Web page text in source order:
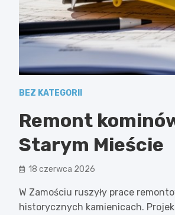
BEZ KATEGORII
Remont
Starym Mieście
18 czerwca 2026
W Zamościu ruszyły prace
historycznych kamienicach.